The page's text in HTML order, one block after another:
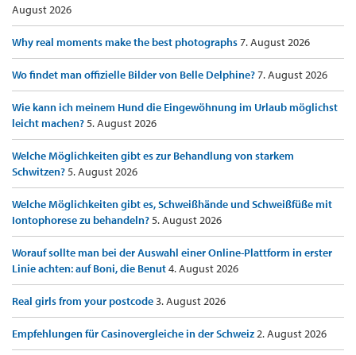
August 2026
Why real moments make the best photographs7. August 2026
Wo findet man offizielle Bilder von Belle Delphine?7. August 2026
Wie kann ich meinem Hund die Eingewöhnung im Urlaub möglichst
leicht machen?5. August 2026
Welche Möglichkeiten gibt es zur Behandlung von starkem
Schwitzen?5. August 2026
Welche Möglichkeiten gibt es, Schweißhände und Schweißfüße mit
Iontophorese zu behandeln?5. August 2026
Worauf sollte man bei der Auswahl einer Online-Plattform in erster
Linie achten: auf Boni, die Benut4. August 2026
Real girls from your postcode3. August 2026
Empfehlungen für Casinovergleiche in der Schweiz2. August 2026